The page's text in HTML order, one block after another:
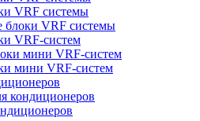
VRF системы
блоки VRF системы
VRF-систем
мини VRF-систем
мини VRF-систем
кондиционеров